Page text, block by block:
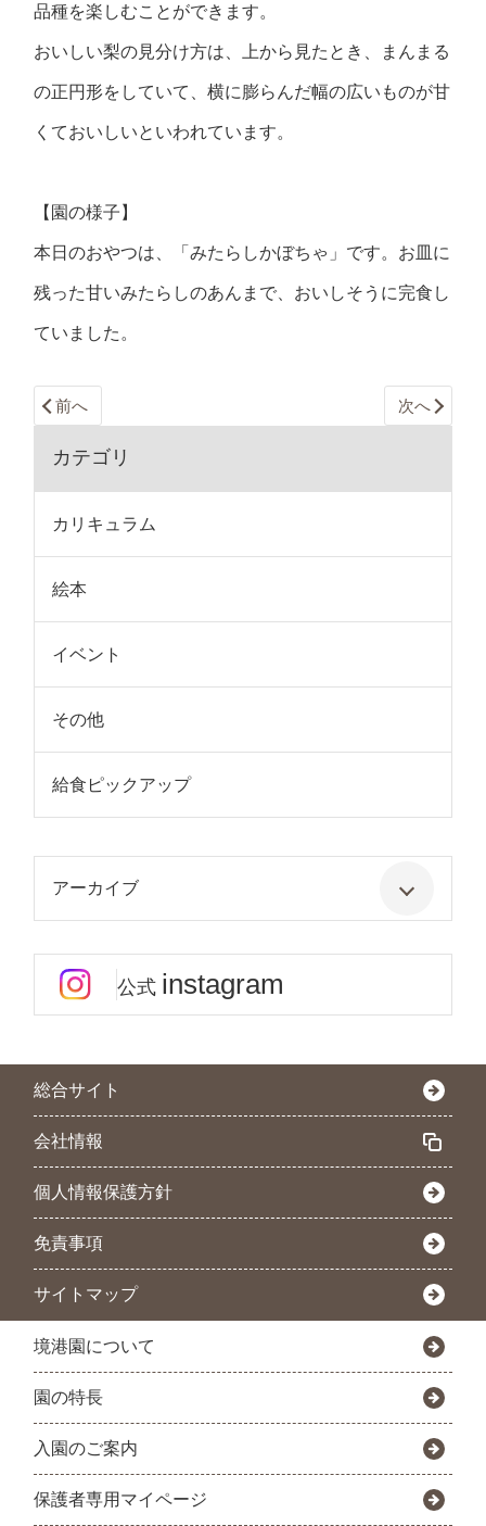
品種を楽しむことができます。
おいしい梨の見分け方は、上から見たとき、まんまる
の正円形をしていて、横に膨らんだ幅の広いものが甘
くておいしいといわれています。
【園の様子】
本日のおやつは、「みたらしかぼちゃ」です。お皿に
残った甘いみたらしのあんまで、おいしそうに完食し
ていました。
前へ 次へ
カテゴリ
カリキュラム
絵本
イベント
その他
給食ピックアップ
アーカイブ
公式 instagram
総合サイト
会社情報
個人情報保護方針
免責事項
サイトマップ
境港園について
園の特長
入園のご案内
保護者専用マイページ